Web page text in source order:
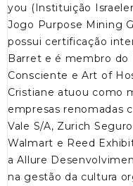
you (Instituição
Jogo Purpose Mining
possui certificação
Barret e é membro
Consciente e Art of
Cristiane atuou como
empresas renomadas
Vale S/A, Zurich
Walmart e Reed
a Allure
na gestão da cultura